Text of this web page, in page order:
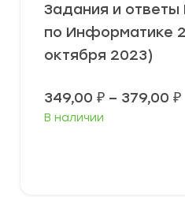
Задания и
по Информатике
октября 2023)
349,00 ₽ – 379,00 ₽
В наличии